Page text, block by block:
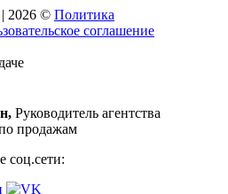
| 2026 © Политика
соглашение
Руководитель агентства
продажам
соц.сети: